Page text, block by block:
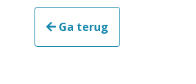
Ga terug